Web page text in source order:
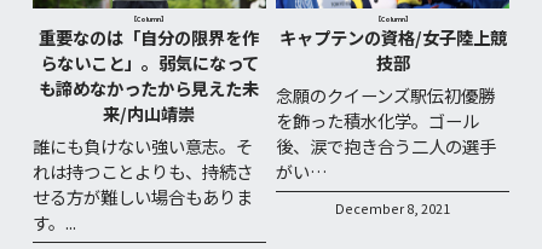
【Column】
重要なのは「自分の限界を作
らないこと」。弱気になって
も諦めなかったから見えた未
来/内山靖崇
誰にも負けない強い意志。そ
れは持つことよりも、持続さ
せる方が難しい場合もありま
す。...
【Column】
キャプテンの資格/女子陸上競
技部
念願のクイーンズ駅伝初優勝
を飾った積水化学。ゴール
後、涙で抱き合う二人の選手
がい…
December 8, 2021